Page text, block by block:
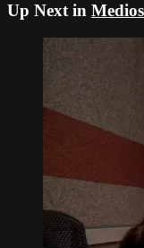
Up Next in